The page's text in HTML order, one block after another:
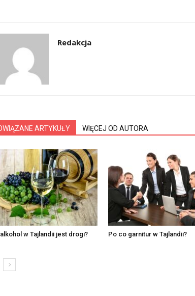
Redakcja
ARTYKUŁY WIĘCEJ OD AUTORA
w Tajlandii jest drogi? Po co garnitur w Tajlandii?